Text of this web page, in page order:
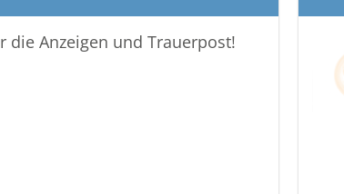
die Anzeigen und Trauerpost!